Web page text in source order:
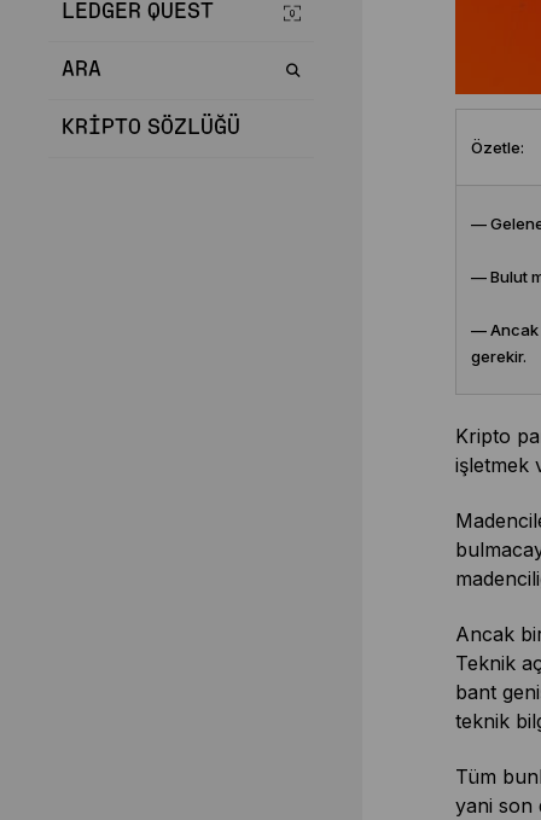
LEDGER QUEST
ARA
KRIPTO SÖZLÜĞÜ
Özetle:
—
— Bulut
— Ancak
gerekir.
Kripto
işletmek
Ancak
Teknik
bant
teknik
Tüm
yani son